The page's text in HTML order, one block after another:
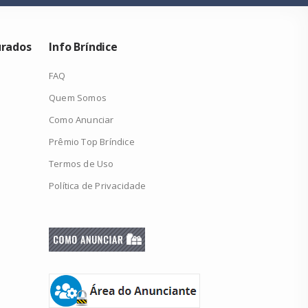
Info Bríndice
FAQ
Quem Somos
Como Anunciar
Prêmio Top Bríndice
Termos de Uso
Política de Privacidade